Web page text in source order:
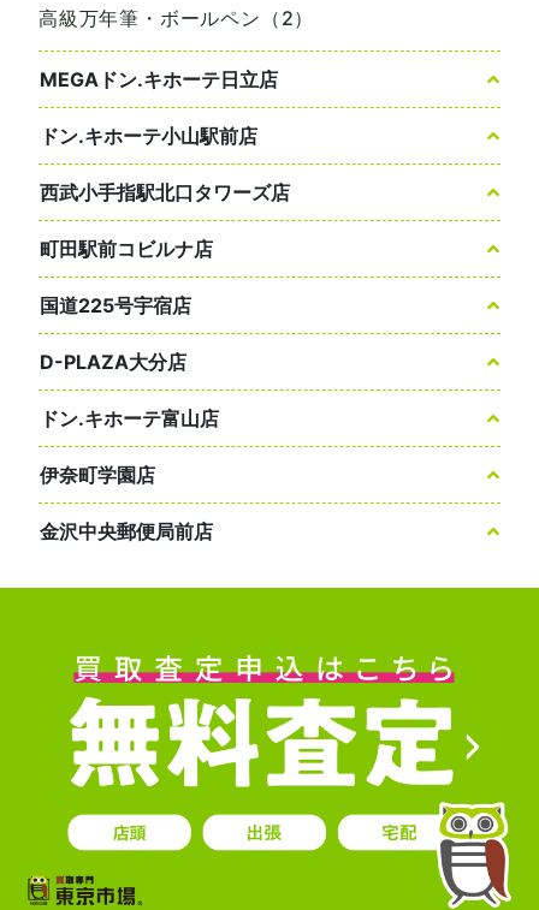
高級万年筆・ボールペン（2）
MEGAドン.キホーテ日立店
ドン.キホーテ小山駅前店
西武小手指駅北口タワーズ店
町田駅前コビルナ店
国道225号宇宿店
D-PLAZA大分店
ドン.キホーテ富山店
伊奈町学園店
金沢中央郵便局前店